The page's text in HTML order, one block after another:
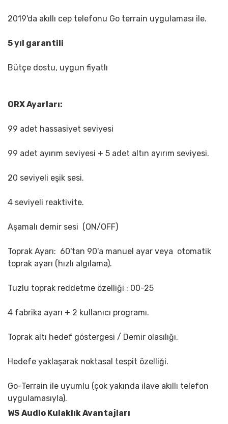
2019'da akıllı cep telefonu Go terrain uygulaması ile.
5 yıl garantili
Bütçe dostu, uygun fiyatlı
ORX Ayarları:
99 adet hassasiyet seviyesi
99 adet ayırım seviyesi + 5 adet altın ayırım seviyesi.
20 seviyeli eşik sesi.
4 seviyeli reaktivite.
Aşamalı demir sesi (ON/OFF)
Toprak Ayarı: 60'tan 90'a manuel ayar veya otomatik
toprak ayarı (hızlı algılama).
Tuzlu toprak reddetme özelliği : 00-25
4 fabrika ayarı + 2 kullanıcı programı.
Toprak altı hedef göstergesi / Demir olasılığı.
Hedefe yaklaşarak noktasal tespit özelliği.
Go-Terrain ile uyumlu (çok yakında ilave akıllı telefon
uygulamasıyla).
WS Audio Kulaklık Avantajları